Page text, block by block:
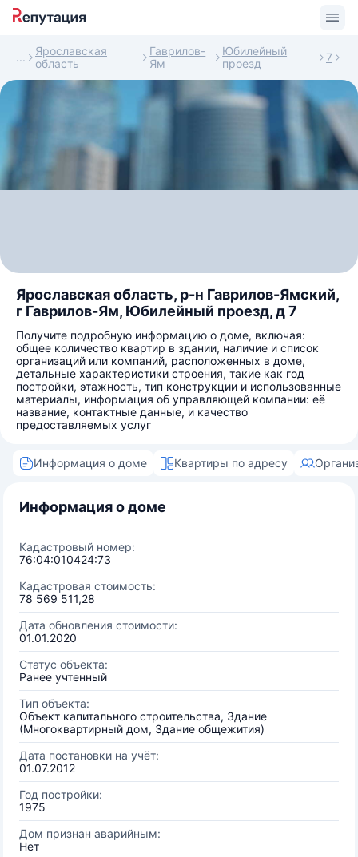
Ярославская
область
Гаврилов-
Ям
Юбилейный
проезд
7
Ярославская область, р-н Гаврилов-Ямский,
г Гаврилов-Ям, Юбилейный проезд, д 7
Получите подробную информацию о доме, включая:
общее количество квартир в здании, наличие и список
организаций или компаний, расположенных в доме,
детальные характеристики строения, такие как год
постройки, этажность, тип конструкции и использованные
материалы, информация об управляющей компании: её
название, контактные данные, и качество
предоставляемых услуг
Информация о доме Квартиры по адресу
Информация о доме
Кадастровый номер:
76:04:010424:73
Кадастровая стоимость:
78 569 511,28
Дата обновления стоимости:
01.01.2020
Статус объекта:
Ранее учтенный
Тип объекта:
Объект капитального строительства, Здание
(Многоквартирный дом, Здание общежития)
Дата постановки на учёт:
01.07.2012
Год постройки:
1975
Дом признан аварийным:
Нет